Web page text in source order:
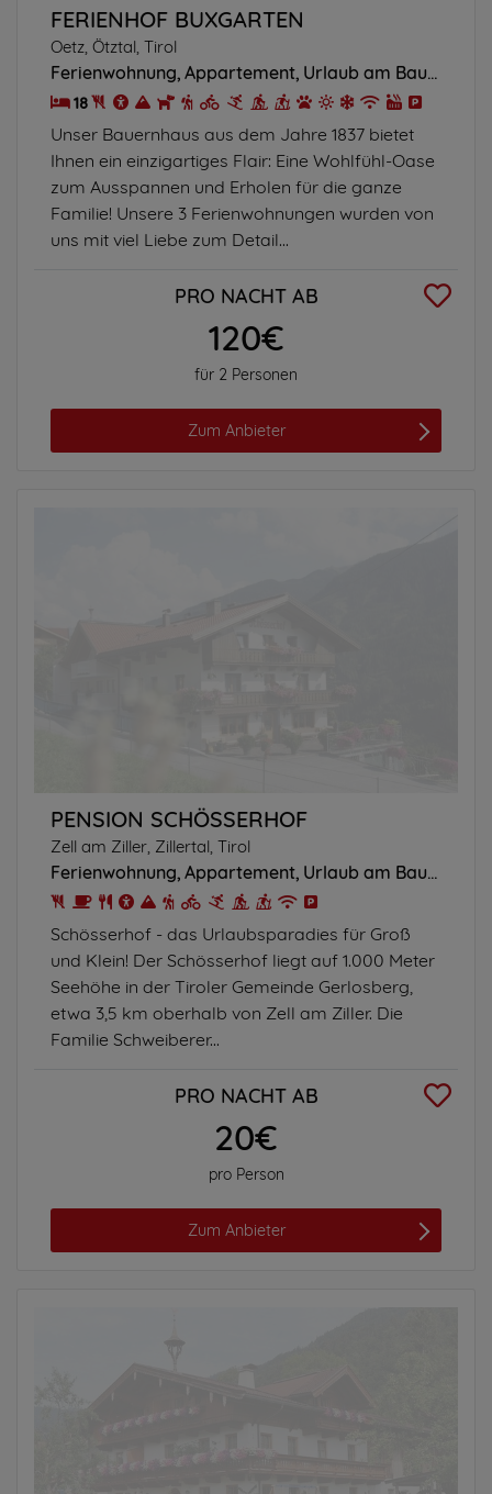
FERIENHOF BUXGARTEN
Oetz, Ötztal, Tirol
Ferienwohnung Appartement Urlaub am Bauernhof
18
Unser Bauernhaus aus dem Jahre 1837 bietet
Ihnen ein einzigartiges Flair: Eine Wohlfühl-Oase
zum Ausspannen und Erholen für die ganze
Familie! Unsere 3 Ferienwohnungen wurden von
uns mit viel Liebe zum Detail...
PRO NACHT AB
120€
für 2 Personen
Zum Anbieter
PENSION SCHÖSSERHOF
Zell am Ziller, Zillertal, Tirol
Ferienwohnung Appartement Urlaub am Bauernhof
Schösserhof - das Urlaubsparadies für Groß
und Klein! Der Schösserhof liegt auf 1.000 Meter
Seehöhe in der Tiroler Gemeinde Gerlosberg,
etwa 3,5 km oberhalb von Zell am Ziller. Die
Familie Schweiberer...
PRO NACHT AB
20€
pro Person
Zum Anbieter